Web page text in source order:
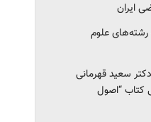
ایران
علوم
سعید قهرمانی
کتاب “اصول